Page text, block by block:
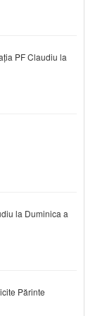
PF Claudiu la
la Duminica a
Părinte